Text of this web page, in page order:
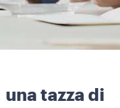
una tazza di